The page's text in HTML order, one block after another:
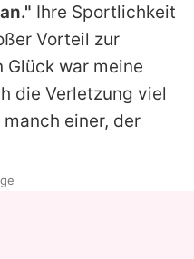
Ihre Sportlichkeit
Vorteil zur
Glück war meine
die Verletzung viel
einer, der